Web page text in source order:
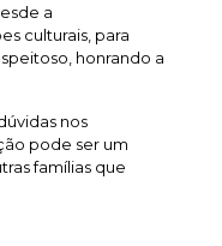
a
culturais, para
honrando a
nos
pode ser um
famílias que